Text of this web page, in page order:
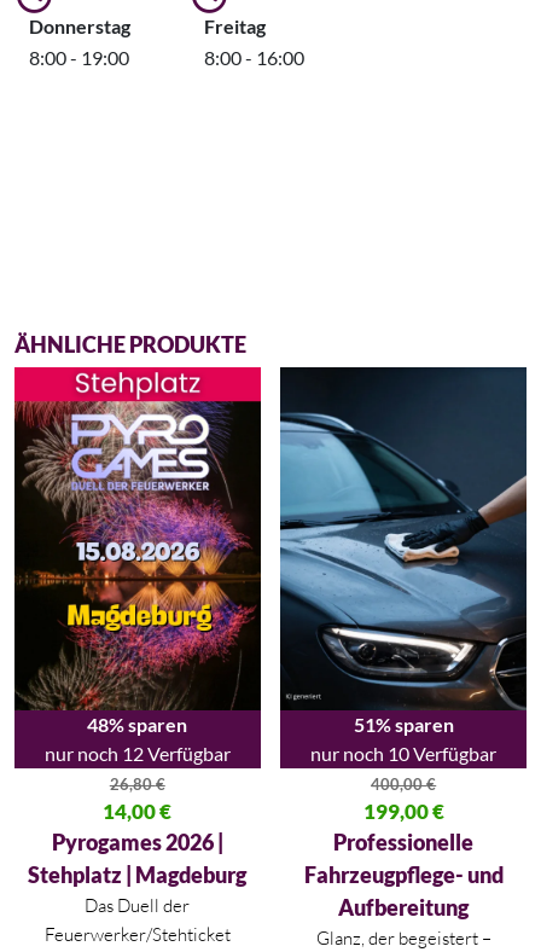
Donnerstag
8:00 - 19:00
Freitag
8:00 - 16:00
ÄHNLICHE PRODUKTE
48% sparen
nur noch 12 Verfügbar
26,80€
Ursprünglicher Preis war: 26,80 €
14,00€
Aktueller Preis ist: 14,00 €.
Pyrogames 2026 |
Stehplatz | Magdeburg
Das Duell der
Feuerwerker/Stehticket
51% sparen
nur noch 10 Verfügbar
400,00€
Ursprünglicher Preis war:
199,00€
Aktueller Preis ist: 199,00 €.
Professionelle
Fahrzeugpflege- und
Aufbereitung
Glanz, der begeistert –